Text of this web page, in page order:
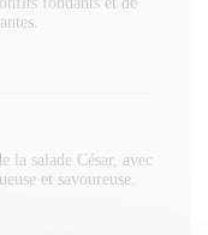
la salade César, avec
et savoureuse.